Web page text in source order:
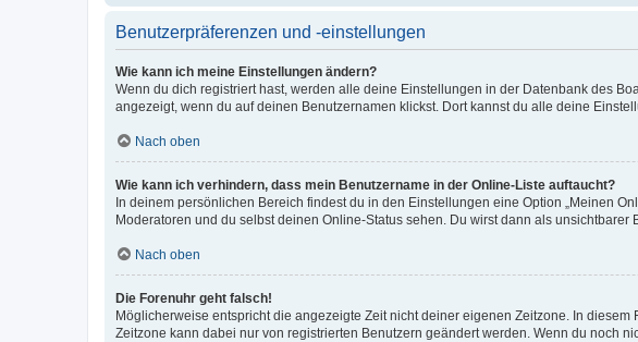
Benutzerpräferenzen und -einstellungen
Wie kann ich meine Einstellungen ändern?
Wenn du dich registriert hast, werden alle deine Einstellungen in der Datenbank des
angezeigt, wenn du auf deinen Benutzernamen klickst. Dort kannst du alle deine
Nach oben
Wie kann ich verhindern, dass mein Benutzername in der Online-Liste auftaucht?
In deinem persönlichen Bereich findest du in den Einstellungen eine Option „Meinen
Moderatoren und du selbst deinen Online-Status sehen. Du wirst dann als unsichtbarer
Nach oben
Die Forenuhr geht falsch!
Möglicherweise entspricht die angezeigte Zeit nicht deiner eigenen Zeitzone. In
Zeitzone kann dabei nur von registrierten Benutzern geändert werden. Wenn du noch